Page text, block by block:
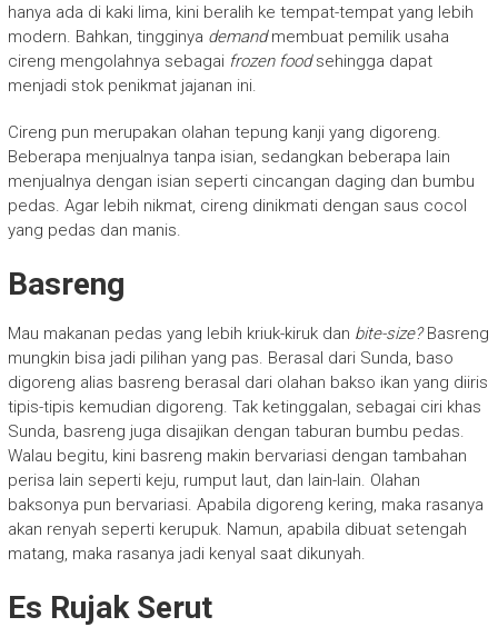
hanya ada di kaki lima, kini beralih ke tempat-tempat yang lebih
modern. Bahkan, tingginya demandmembuat pemilik usaha
cireng mengolahnya sebagai frozen foodsehingga dapat
menjadi stok penikmat jajanan ini.
Cireng pun merupakan olahan tepung kanji yang digoreng.
Beberapa menjualnya tanpa isian, sedangkan beberapa lain
menjualnya dengan isian seperti cincangan daging dan bumbu
pedas. Agar lebih nikmat, cireng dinikmati dengan saus cocol
yang pedas dan manis.
Basreng
Mau makanan pedas yang lebih kriuk-kiruk dan bite-size?Basreng
mungkin bisa jadi pilihan yang pas. Berasal dari Sunda, baso
digoreng alias basreng berasal dari olahan bakso ikan yang diiris
tipis-tipis kemudian digoreng. Tak ketinggalan, sebagai ciri khas
Sunda, basreng juga disajikan dengan taburan bumbu pedas.
Walau begitu, kini basreng makin bervariasi dengan tambahan
perisa lain seperti keju, rumput laut, dan lain-lain. Olahan
baksonya pun bervariasi. Apabila digoreng kering, maka rasanya
akan renyah seperti kerupuk. Namun, apabila dibuat setengah
matang, maka rasanya jadi kenyal saat dikunyah.
Es Rujak Serut